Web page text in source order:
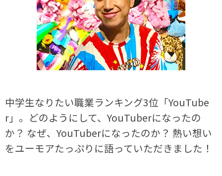
中学生なりたい職業ランキング3位「YouTube
r」。どのようにして、YouTuberになったの
か？ なぜ、YouTuberになったのか？ 熱い想い
をユーモアたっぷりに語っていただきました！